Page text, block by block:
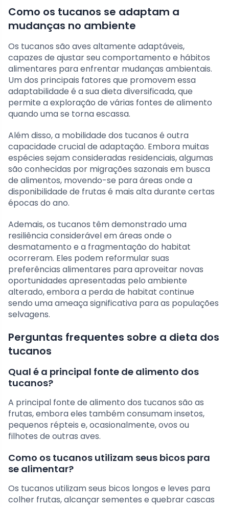
Como os tucanos se adaptam a
mudanças no ambiente
Os tucanos são aves altamente adaptáveis,
capazes de ajustar seu comportamento e hábitos
alimentares para enfrentar mudanças ambientais.
Um dos principais fatores que promovem essa
adaptabilidade é a sua dieta diversificada, que
permite a exploração de várias fontes de alimento
quando uma se torna escassa.
Além disso, a mobilidade dos tucanos é outra
capacidade crucial de adaptação. Embora muitas
espécies sejam consideradas residenciais, algumas
são conhecidas por migrações sazonais em busca
de alimentos, movendo-se para áreas onde a
disponibilidade de frutas é mais alta durante certas
épocas do ano.
Ademais, os tucanos têm demonstrado uma
resiliência considerável em áreas onde o
desmatamento e a fragmentação do habitat
ocorreram. Eles podem reformular suas
preferências alimentares para aproveitar novas
oportunidades apresentadas pelo ambiente
alterado, embora a perda de habitat continue
sendo uma ameaça significativa para as populações
selvagens.
Perguntas frequentes sobre a dieta dos
tucanos
Qual é a principal fonte de alimento dos
tucanos?
A principal fonte de alimento dos tucanos são as
frutas, embora eles também consumam insetos,
pequenos répteis e, ocasionalmente, ovos ou
filhotes de outras aves.
Como os tucanos utilizam seus bicos para
se alimentar?
Os tucanos utilizam seus bicos longos e leves para
colher frutas, alcançar sementes e quebrar cascas